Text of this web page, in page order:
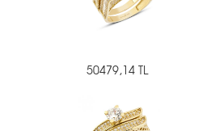
50479,14 TL